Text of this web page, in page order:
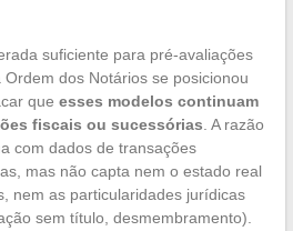
suficiente para pré-avaliações
dos Notários se posicionou
que esses modelos continuam
fiscais ou sucessórias. A razão
com dados de transações
mas não capta nem o estado real
nem as particularidades jurídicas
sem título, desmembramento).